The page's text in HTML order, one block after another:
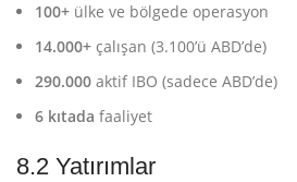
100+ ülke ve bölgede operasyon
14.000+ çalışan (3.100’ü ABD’de)
290.000 aktif IBO (sadece ABD’de)
6 kıtada faaliyet
8.2 Yatırımlar